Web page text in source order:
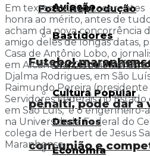
Aviação
Bastidores
Cruzeiro
Cultura Popular
Destinos
Economia
Futebol
pênalti, pode dar a
com união e
Em textos incisivos, coerentes
honra ao mérito, antes de
acham da nova concorrência
amigo deles de longas datas,
Casa de Antônio Lobo, o
em Alcântara, Cláudio Farias,
Djalma Rodrigues, em São
Raimundo Pereira
Servidores Federais no
em São Luís, e o engenheiro-
na Universidade Federal do
colega de Herbert de Jesus
Maranhense.